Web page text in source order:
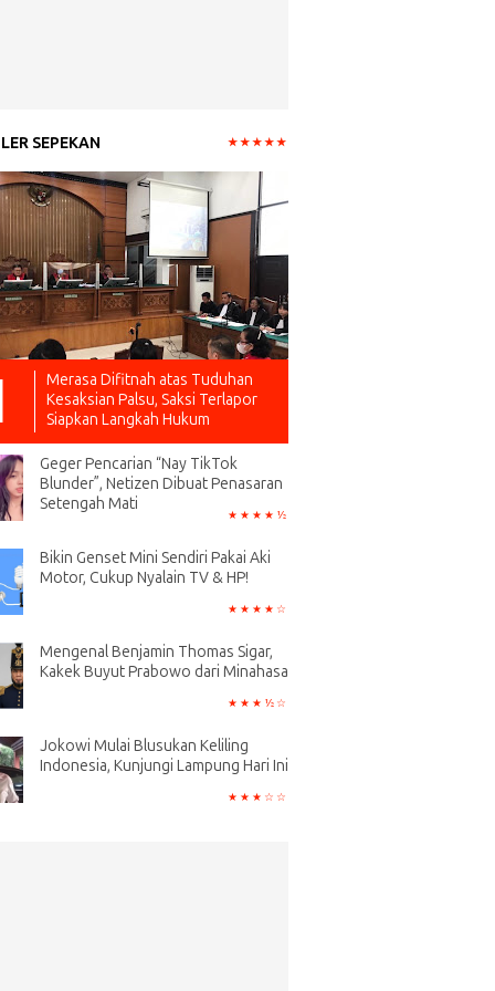
SEPEKAN
Merasa Difitnah atas Tuduhan
Kesaksian Palsu, Saksi Terlapor
Siapkan Langkah Hukum
Geger Pencarian “Nay TikTok
Blunder”, Netizen Dibuat Penasaran
Setengah Mati
Bikin Genset Mini Sendiri Pakai Aki
Motor, Cukup Nyalain TV & HP!
Mengenal Benjamin Thomas Sigar,
Kakek Buyut Prabowo dari Minahasa
Jokowi Mulai Blusukan Keliling
Indonesia, Kunjungi Lampung Hari Ini